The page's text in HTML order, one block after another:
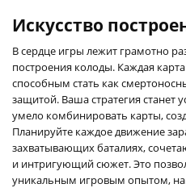
Искусство
В сердце игры лежит грамотно
построения колоды. Каждая
способным стать как
защитой. Ваша стратегия станет
умело комбинировать карты,
Планируйте каждое движение
захватывающих баталиях,
и интригующий сюжет. Это
уникальным игровым опытом,